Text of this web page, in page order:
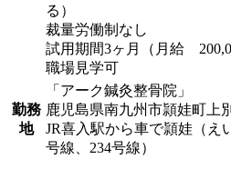
る）
裁量労働制なし
試用期間3ヶ月（月給
職場見学可
勤務
地
「アーク鍼灸整骨院」
鹿児島県南九州市頴娃町上
JR喜入駅から車で頴娃（え
号線、234号線）